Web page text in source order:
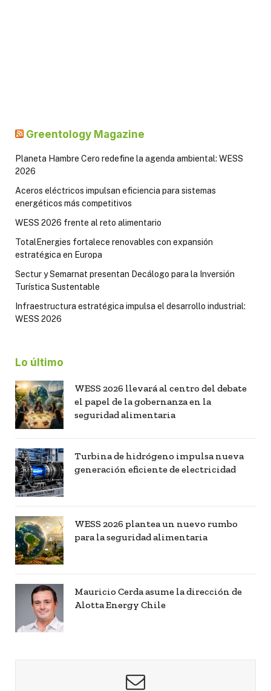
Greentology Magazine
Planeta Hambre Cero redefine la agenda ambiental: WESS
2026
Aceros eléctricos impulsan eficiencia para sistemas
energéticos más competitivos
WESS 2026 frente al reto alimentario
TotalEnergies fortalece renovables con expansión
estratégica en Europa
Sectur y Semarnat presentan Decálogo para la Inversión
Turística Sustentable
Infraestructura estratégica impulsa el desarrollo industrial:
WESS 2026
Lo último
WESS 2026 llevará al centro del debate
el papel de la gobernanza en la
seguridad alimentaria
Turbina de hidrógeno impulsa nueva
generación eficiente de electricidad
WESS 2026 plantea un nuevo rumbo
para la seguridad alimentaria
Mauricio Cerda asume la dirección de
Alotta Energy Chile